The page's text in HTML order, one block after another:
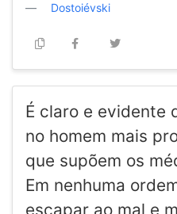
Dostoiévski
É claro e evidente
no homem mais
que supõem os
Em nenhuma
escapar ao mal e